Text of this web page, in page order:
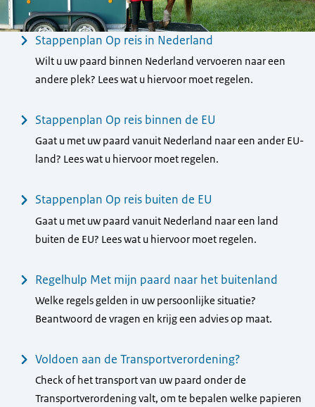
MenuStappenplan Op reis in Nederland
Wilt u uw paard binnen Nederland vervoeren naar een
andere plek? Lees wat u hiervoor moet regelen.
Stappenplan Op reis binnen de EU
Gaat u met uw paard vanuit Nederland naar een ander EU-
land? Lees wat u hiervoor moet regelen.
Stappenplan Op reis buiten de EU
Gaat u met uw paard vanuit Nederland naar een land
buiten de EU? Lees wat u hiervoor moet regelen.
Regelhulp Met mijn paard naar het buitenland
Welke regels gelden in uw persoonlijke situatie?
Beantwoord de vragen en krijg een advies op maat.
Voldoen aan de Transportverordening?
Check of het transport van uw paard onder de
Transportverordening valt, om te bepalen welke papieren